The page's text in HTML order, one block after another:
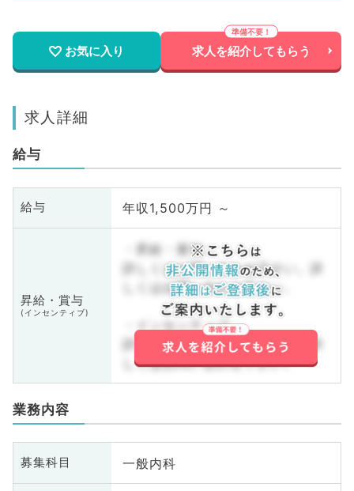
お気に入り 求人を紹介してもらう
求人詳細
給与
給与 年収1,500万円 ～
昇給・賞与
(インセンティブ)
・昇給・賞与
詳しくはお問い合わせ下さい。詳
しくはお問い合わせ下さい。
・インセンティブ
詳しくはお問い合わせ下さい。詳
しくはお問い合わせ下さい。
業務内容
募集科目 一般内科